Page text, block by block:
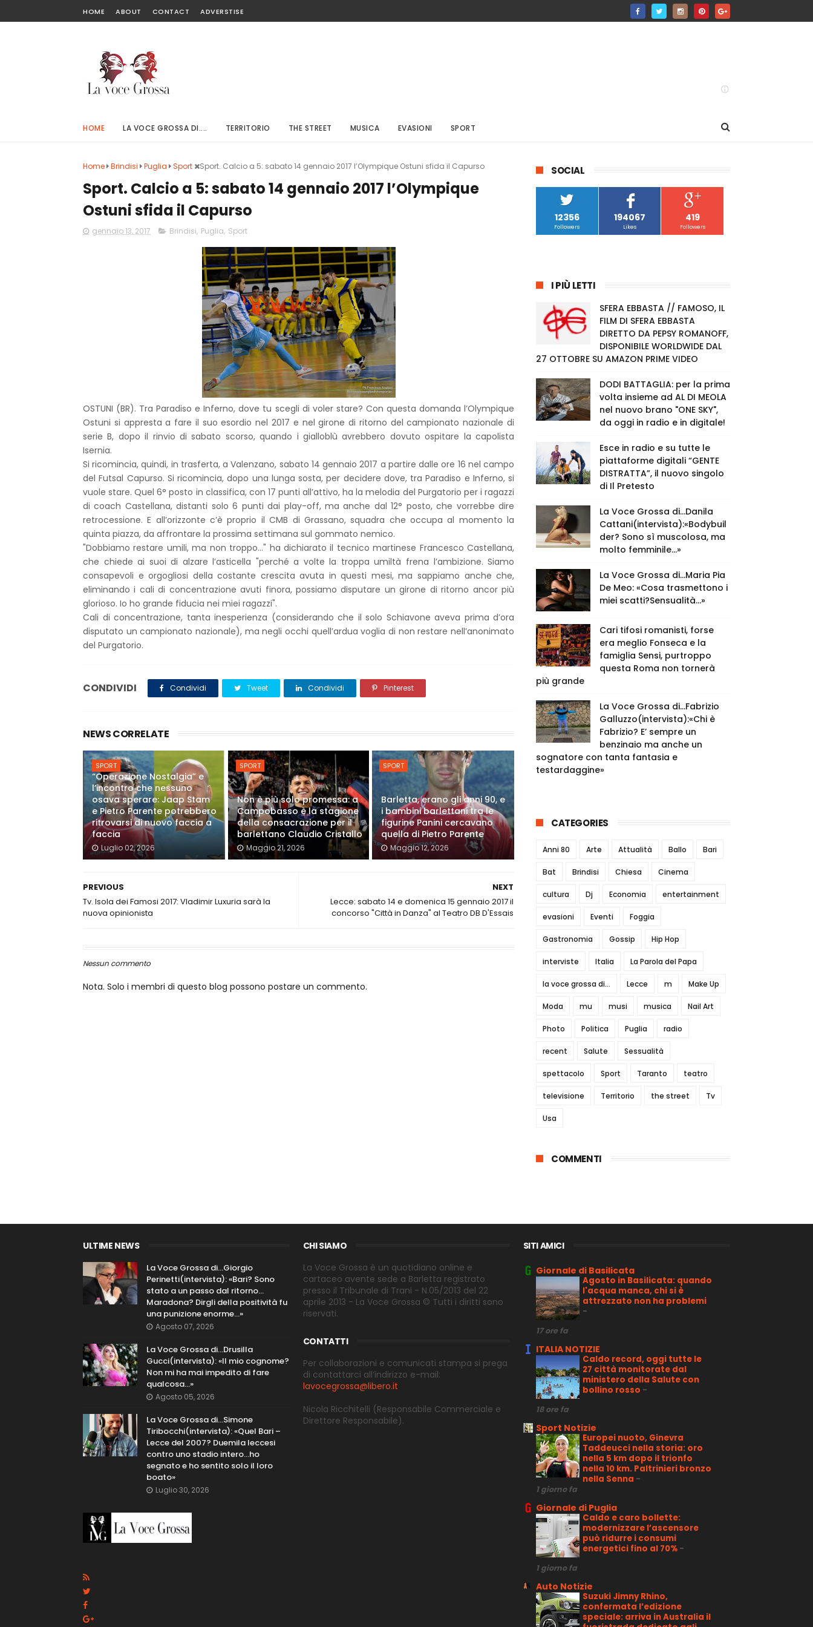
HOME ABOUT CONTACT ADVERSTISE
HOME LA VOCE GROSSA DI.... TERRITORIO THE STREET MUSICA EVASIONI SPORT
Home Brindisi Puglia Sport Sport. Calcio a 5: sabato 14 gennaio 2017 l’Olympique Ostuni sfida il Capurso
Sport. Calcio a 5: sabato 14 gennaio 2017 l’Olympique
Ostuni sfida il Capurso
gennaio 13, 2017 Brindisi, Puglia, Sport
OSTUNI (BR). Tra Paradiso e Inferno, dove tu scegli di voler stare? Con questa domanda l’Olympique
Ostuni si appresta a fare il suo esordio nel 2017 e nel girone di ritorno del campionato nazionale di
serie B, dopo il rinvio di sabato scorso, quando i gialloblù avrebbero dovuto ospitare la capolista
Isernia.
Si ricomincia, quindi, in trasferta, a Valenzano, sabato 14 gennaio 2017 a partire dalle ore 16 nel campo
del Futsal Capurso. Si ricomincia, dopo una lunga sosta, per decidere dove, tra Paradiso e Inferno, si
vuole stare. Quel 6° posto in classifica, con 17 punti all’attivo, ha la melodia del Purgatorio per i ragazzi
di coach Castellana, distanti solo 6 punti dai play-off, ma anche dal 12° posto, che vorrebbe dire
retrocessione. E all’orizzonte c’è proprio il CMB di Grassano, squadra che occupa al momento la
quinta piazza, da affrontare la prossima settimana sul gommato nemico.
"Dobbiamo restare umili, ma non troppo…" ha dichiarato il tecnico martinese Francesco Castellana,
che chiede ai suoi di alzare l’asticella "perché a volte la troppa umiltà frena l’ambizione. Siamo
consapevoli e orgogliosi della costante crescita avuta in questi mesi, ma sappiamo anche che,
eliminando i cali di concentrazione avuti finora, possiamo disputare un girone di ritorno ancor più
glorioso. Io ho grande fiducia nei miei ragazzi".
Cali di concentrazione, tanta inesperienza (considerando che il solo Schiavone aveva prima d’ora
disputato un campionato nazionale), ma negli occhi quell’ardua voglia di non restare nell’anonimato
del Purgatorio.
CONDIVIDI Condividi Tweet Condividi Pinterest
NEWS CORRELATE
SPORT
“Operazione Nostalgia” e
l’incontro che nessuno
osava sperare: Jaap Stam
e Pietro Parente potrebbero
ritrovarsi di nuovo faccia a
faccia
Luglio 02, 2026
SPORT
Non è più solo promessa: a
Campobasso è la stagione
della consacrazione per il
barlettano Claudio Cristallo
Maggio 21, 2026
SPORT
Barletta, erano gli anni 90, e
i bambini barlettani tra le
figurine Panini cercavano
quella di Pietro Parente
Maggio 12, 2026
NEXT
Lecce: sabato 14 e domenica 15 gennaio 2017 il
concorso "Città in Danza" al Teatro DB D'Essais
PREVIOUS
Tv. Isola dei Famosi 2017: Vladimir Luxuria sarà la
nuova opinionista
Nessun commento
Nota. Solo i membri di questo blog possono postare un commento.
SOCIAL
12356
Followers
194067
Likes
419
Followers
I PIÙ LETTI
SFERA EBBASTA // FAMOSO, IL
FILM DI SFERA EBBASTA
DIRETTO DA PEPSY ROMANOFF,
DISPONIBILE WORLDWIDE DAL
27 OTTOBRE SU AMAZON PRIME VIDEO
DODI BATTAGLIA: per la prima
volta insieme ad AL DI MEOLA
nel nuovo brano "ONE SKY",
da oggi in radio e in digitale!
Esce in radio e su tutte le
piattaforme digitali “GENTE
DISTRATTA”, il nuovo singolo
di Il Pretesto
La Voce Grossa di…Danila
Cattani(intervista):«Bodybuil
der? Sono sì muscolosa, ma
molto femminile…»
La Voce Grossa di…Maria Pia
De Meo: «Cosa trasmettono i
miei scatti?Sensualità…»
Cari tifosi romanisti, forse
era meglio Fonseca e la
famiglia Sensi, purtroppo
questa Roma non tornerà
più grande
La Voce Grossa di…Fabrizio
Galluzzo(intervista):«Chi è
Fabrizio? E’ sempre un
benzinaio ma anche un
sognatore con tanta fantasia e
testardaggine»
CATEGORIES
Anni 80 Arte Attualità Ballo Bari
Bat Brindisi Chiesa Cinema
cultura Dj Economia entertainment
evasioni Eventi Foggia
Gastronomia Gossip Hip Hop
interviste Italia La Parola del Papa
la voce grossa di... Lecce m Make Up
Moda mu musi musica Nail Art
Photo Politica Puglia radio
recent Salute Sessualità
spettacolo Sport Taranto teatro
televisione Territorio the street Tv
Usa
COMMENTI
ULTIME NEWS
La Voce Grossa di…Giorgio
Perinetti(intervista): «Bari? Sono
stato a un passo dal ritorno...
Maradona? Dirgli della positività fu
una punizione enorme…»
Agosto 07, 2026
La Voce Grossa di…Drusilla
Gucci(intervista): «Il mio cognome?
Non mi ha mai impedito di fare
qualcosa…»
Agosto 05, 2026
La Voce Grossa di…Simone
Tiribocchi(intervista): «Quel Bari –
Lecce del 2007? Duemila leccesi
contro uno stadio intero...ho
segnato e ho sentito solo il loro
boato»
Luglio 30, 2026
CHI SIAMO
La Voce Grossa è un quotidiano online e
cartaceo avente sede a Barletta registrato
presso il Tribunale di Trani - N.05/2013 del 22
aprile 2013 - La Voce Grossa © Tutti i diritti sono
riservati.
CONTATTI
Per collaborazioni e comunicati stampa si prega
di contattarci all’indirizzo e-mail:
lavocegrossa@libero.it
Nicola Ricchitelli (Responsabile Commerciale e
Direttore Responsabile).
SITI AMICI
Giornale di Basilicata
Agosto in Basilicata: quando
l'acqua manca, chi si è
attrezzato non ha problemi
-
17 ore fa
ITALIA NOTIZIE
Caldo record, oggi tutte le
27 città monitorate dal
ministero della Salute con
bollino rosso -
18 ore fa
Sport Notizie
Europei nuoto, Ginevra
Taddeucci nella storia: oro
nella 5 km dopo il trionfo
nella 10 km. Paltrinieri bronzo
nella Senna -
1 giorno fa
Giornale di Puglia
Caldo e caro bollette:
modernizzare l’ascensore
può ridurre i consumi
energetici fino al 70% -
1 giorno fa
Auto Notizie
Suzuki Jimny Rhino,
confermata l’edizione
speciale: arriva in Australia il